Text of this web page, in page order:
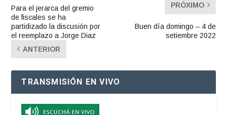
Para el jerarca del gremio
de fiscales se ha
partidizado la discusión por
el reemplazo a Jorge Diaz
ANTERIOR
PRÓXIMO
Buen día domingo – 4 de
setiembre 2022
TRANSMISIÓN EN VIVO